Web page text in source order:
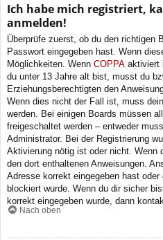
Ich habe mich registriert,
anmelden!
Überprüfe zuerst, ob du den richtigen
Passwort eingegeben hast. Wenn
Möglichkeiten. Wenn COPPA aktiviert
du unter 13 Jahre alt bist, musst du
Erziehungsberechtigten den
Wenn dies nicht der Fall ist, muss
werden. Bei einigen Boards müssen
freigeschaltet werden – entweder
Administrator. Bei der Registrierung
Aktivierung nötig ist oder nicht. Wenn
den dort enthaltenen Anweisungen.
Adresse korrekt eingegeben hast
blockiert wurde. Wenn du dir sicher
korrekt eingegeben wurde, dann
Nach oben